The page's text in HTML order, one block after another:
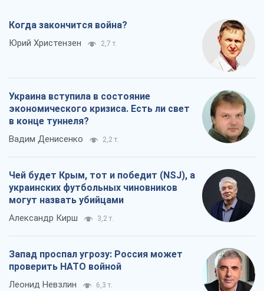
Когда закончится война?
Юрий Христензен 2,7 т.
Украина вступила в состояние
экономического кризиса. Есть ли свет
в конце туннеля?
Вадим Денисенко 2,2 т.
Чей будет Крым, тот и победит (NSJ), а
украинских футбольных чиновников
могут назвать убийцами
Александр Кирш 3,2 т.
Запад проспал угрозу: Россия может
проверить НАТО войной
Леонид Невзлин 6,3 т.